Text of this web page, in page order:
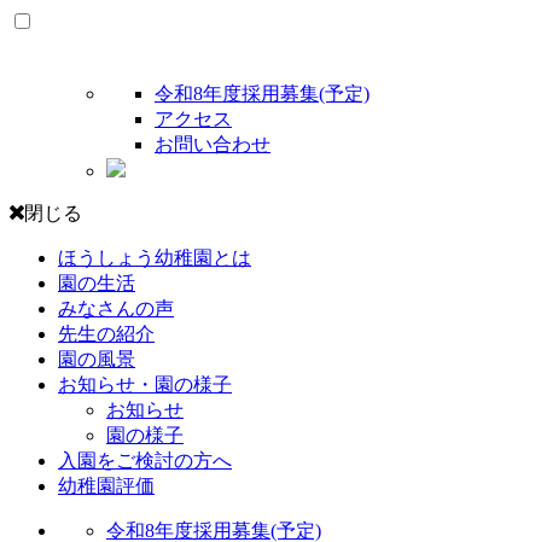
令和8年度採用募集(予定)
アクセス
お問い合わせ
閉じる
ほうしょう幼稚園とは
園の生活
みなさんの声
先生の紹介
園の風景
お知らせ・園の様子
お知らせ
園の様子
入園をご検討の方へ
幼稚園評価
令和8年度採用募集(予定)